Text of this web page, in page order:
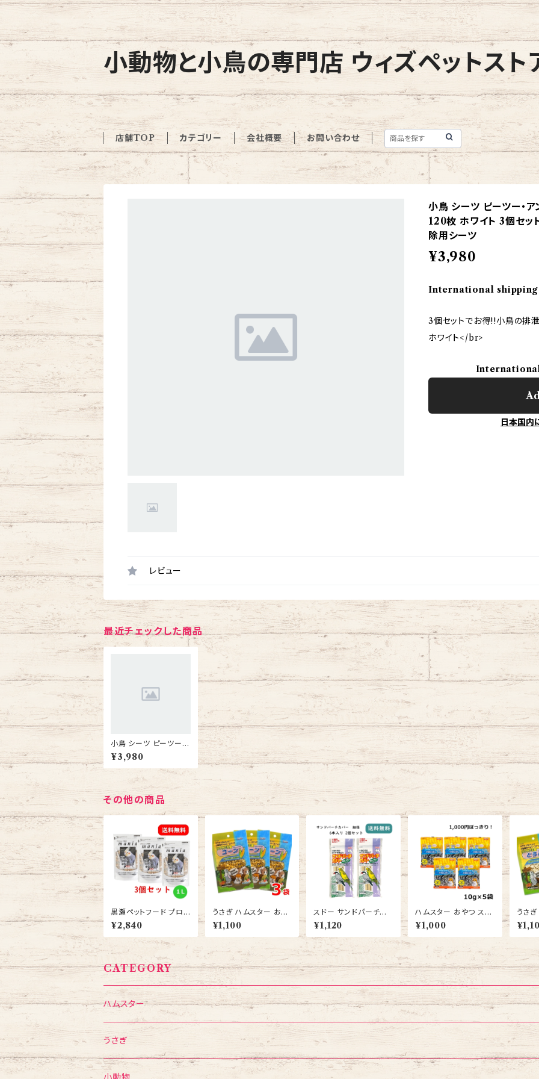
小動物と小鳥の専門店 ウィズペットスト
店舗TOP カテゴリー 会社概要 お問い合わせ
小鳥 シーツ ピーツー・
120枚 ホワイト 3個セ
除用シーツ
¥3,980
International
3個セットでお得!!小鳥の排
ホワイト</br>
日本国内
レビュー
最近チェックした商品
小鳥 シーツ ピーツー・
アンド・アソシエイツ 小
鳥用シーツ 120枚 ホワ
イト 3個セット 送料無料
インコ 文鳥 尿 糞 掃除
用シーツ
¥3,980
その他の商品
黒瀬ペットフード プロシ
ョップ専用 マニア（man
ia） 中型インコ 1L イン
コ えさ 3個セット 送料
¥2,840
うさぎ ハムスター おや
つ スドー サクサク王国
コーン 20ｇ 3袋 送料
無料
¥1,100
スドー サンドパーチカ
バー 細径 6本入 2個セ
ット インコ 文鳥 止まり
木 爪とぎ
¥1,120
ハムスター おやつ スド
ー ちょびっと 小粒にぼ
し 10ｇ 5袋 送料無料
¥1,000
うさ
つ ス
とう
料
CATEGORY
ハムスター
フード・おやつ
食器・給水ボトル
うさぎ
フード・おやつ